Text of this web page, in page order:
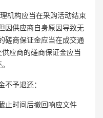
机构应当在采购活动结束
因供应商自身原因导致无
磋商保证金应当在成交通
应商的磋商保证金应当
不予退还：
止时间后撤回响应文件